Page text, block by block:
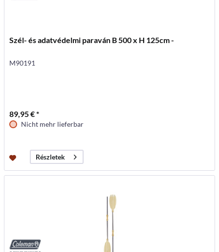
Szél- és adatvédelmi paraván B 500 x H 125cm -
M90191
89,95 € *
Nicht mehr lieferbar
Részletek